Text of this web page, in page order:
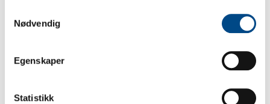
Nødvendig
Egenskaper
Statistikk